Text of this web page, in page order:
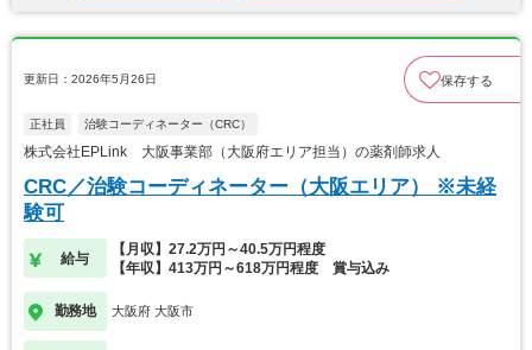
更新日：2026年5月26日 保存する
正社員 治験コーディネーター（CRC）
株式会社EPLink 大阪事業部（大阪府エリア担当）の薬剤師求人
CRC／治験コーディネーター（大阪エリア） ※未経
験可
給与
【月収】27.2万円～40.5万円程度
【年収】413万円～618万円程度 賞与込み
勤務地 大阪府 大阪市